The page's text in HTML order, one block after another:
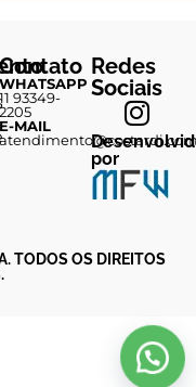
Contato
WHATSAPP
11 93349-
2205
E-MAIL
Redes
Sociais
por
TODOS OS DIREITOS